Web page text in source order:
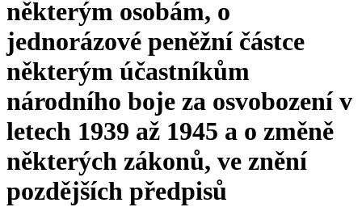
některým osobám, o
jednorázové peněžní částce
některým účastníkům
národního boje za osvobození v
letech 1939 až 1945 a o změně
některých zákonů, ve znění
pozdějších předpisů